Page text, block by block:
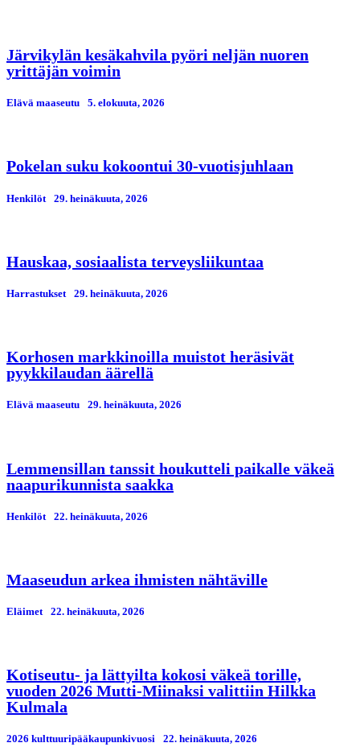
Järvikylän kesäkahvila pyöri neljän nuoren
yrittäjän voimin
Elävä maaseutu 5. elokuuta, 2026
Pokelan suku kokoontui 30-vuotisjuhlaan
Henkilöt 29. heinäkuuta, 2026
Hauskaa, sosiaalista terveysliikuntaa
Harrastukset 29. heinäkuuta, 2026
Korhosen markkinoilla muistot heräsivät
pyykkilaudan äärellä
Elävä maaseutu 29. heinäkuuta, 2026
Lemmensillan tanssit houkutteli paikalle väkeä
naapurikunnista saakka
Henkilöt 22. heinäkuuta, 2026
Maaseudun arkea ihmisten nähtäville
Eläimet 22. heinäkuuta, 2026
Kotiseutu- ja lättyilta kokosi väkeä torille,
vuoden 2026 Mutti-Miinaksi valittiin Hilkka
Kulmala
2026 kulttuuripääkaupunkivuosi 22. heinäkuuta, 2026